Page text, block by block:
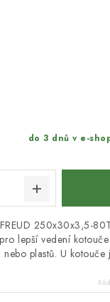
do 3 dnů v e-
250x30x3,5-
lepší vedení
plastů. U kotouče